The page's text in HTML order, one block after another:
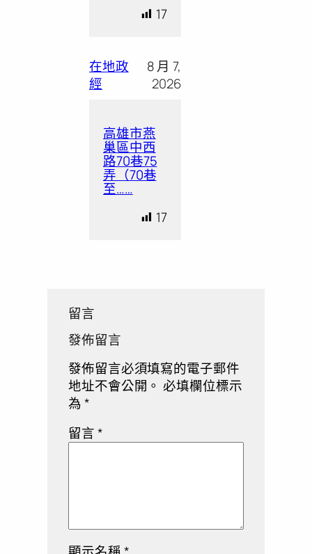
17
在地政
經
8 月 7,
2026
高雄市燕
巢區中西
路70巷75
弄（70巷
至……
17
留言
發佈留言
發佈留言必須填寫的電子郵件
地址不會公開。 必填欄位標示
為*
留言*